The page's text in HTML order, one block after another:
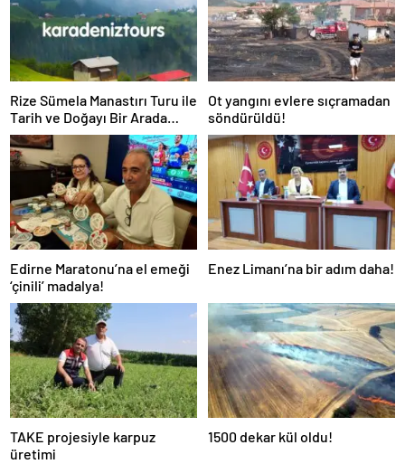
Rize Sümela Manastırı Turu ile
Tarih ve Doğayı Bir Arada
Keşfedin
Ot yangını evlere sıçramadan
söndürüldü!
Edirne Maratonu’na el emeği
‘çinili’ madalya!
Enez Limanı’na bir adım daha!
TAKE projesiyle karpuz
üretimi
1500 dekar kül oldu!